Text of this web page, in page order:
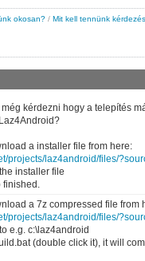
okosan? / Mit kell tennünk
kérdezni hogy a telepítés
a installer file from here:
projects/laz4android/files/
installer file
a 7z compressed file from
projects/laz4android/files/
e.g. c:\laz4android
(double click it), it will